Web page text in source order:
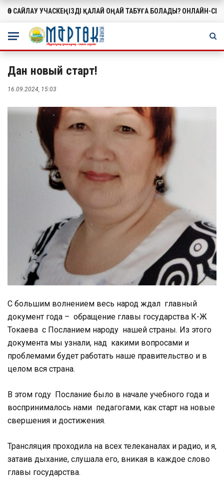
МАҢЫЗДЫ
ӨЗ САЙЛАУ УЧАСКЕҢІЗДІ ҚАЛАЙ ОҢАЙ ТАБУҒА БОЛАДЫ? ОНЛАЙН-
Дан новый старт!
16.09.2024, 15:03
С большим волнением весь народ ждал главный
документ года – обращение главы государства К-Ж
Токаева с Посланием народу нашей страны. Из этого
документа мы узнали, над какими вопросами и
проблемами будет работать наше правительство и в
целом вся страна.
В этом году Послание было в начале учебного года и
воспринималось нами педагогами, как старт на новые
свершения и достижения.
Трансляция проходила на всех телеканалах и радио, и я,
затаив дыхание, слушала его, вникая в каждое слово
главы государства.